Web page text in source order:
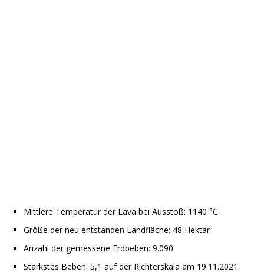
Mittlere Temperatur der Lava bei Ausstoß: 1140 °C
Größe der neu entstanden Landfläche: 48 Hektar
Anzahl der gemessene Erdbeben: 9.090
Stärkstes Beben: 5,1 auf der Richterskala am 19.11.2021